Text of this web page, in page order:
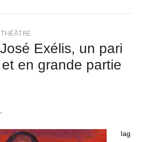
THÉÂTRE
Exélis, un pari
en grande partie
Iag